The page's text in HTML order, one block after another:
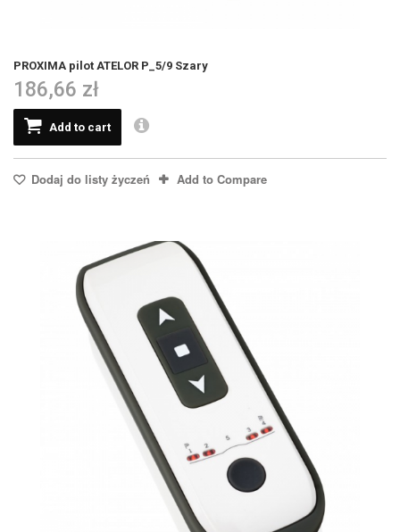
PROXIMA pilot ATELOR P_5/9 Szary
186,66 zł
Add to cart
Dodaj do listy życzeń Add to Compare